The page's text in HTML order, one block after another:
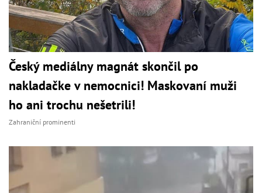
Český mediálny magnát skončil po
nakladačke v nemocnici! Maskovaní muži
ho ani trochu nešetrili!
Zahraniční prominenti